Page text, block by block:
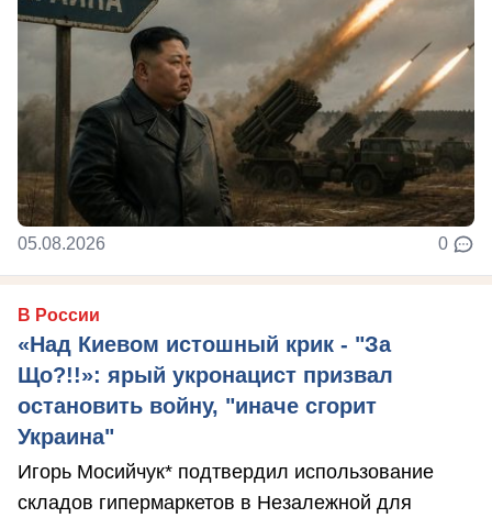
05.08.2026 0
В России
«Над Киевом истошный крик - "За
Що?!!»: ярый укронацист призвал
остановить войну, "иначе сгорит
Украина"
Игорь Мосийчук* подтвердил использование
складов гипермаркетов в Незалежной для